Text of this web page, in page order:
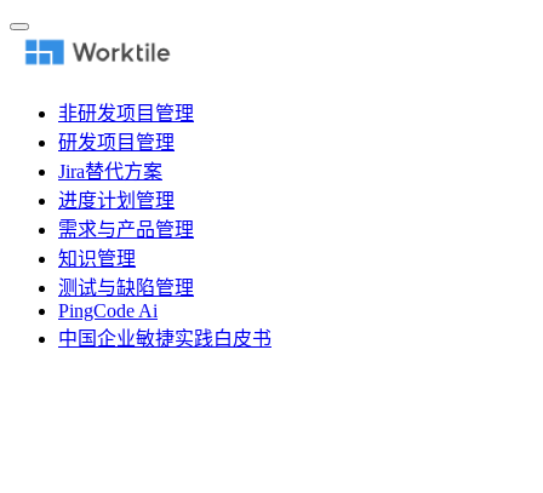
非研发项目管理
研发项目管理
Jira替代方案
进度计划管理
需求与产品管理
知识管理
测试与缺陷管理
PingCode Ai
中国企业敏捷实践白皮书